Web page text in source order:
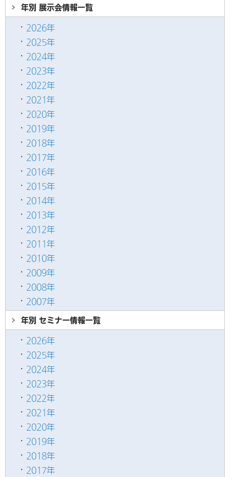
年別 展示会情報一覧
2026年
2025年
2024年
2023年
2022年
2021年
2020年
2019年
2018年
2017年
2016年
2015年
2014年
2013年
2012年
2011年
2010年
2009年
2008年
2007年
年別 セミナー情報一覧
2026年
2025年
2024年
2023年
2022年
2021年
2020年
2019年
2018年
2017年